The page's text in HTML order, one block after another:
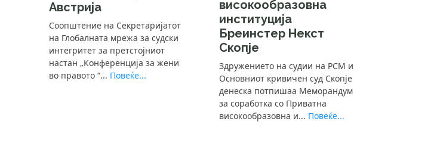
Австрија
Соопштение на Секретаријатот
на Глобалната мрежа за судски
интегритет за претстојниот
настан „Конференција за жени
во правото “... Повеќе...
високообразовна
институција
Бреинстер Некст
Скопје
Здружението на судии на РСМ и
Основниот кривичен суд Скопје
денеска потпишаа Меморандум
за соработка со Приватна
високообразовна и... Повеќе...